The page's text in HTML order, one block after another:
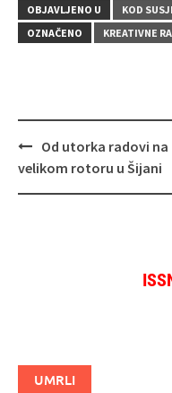
OBJAVLJENO U KOD
OZNAČENO
KREATIVNE
Navigacija
objava
Od utorka radovi na
velikom rotoru u Šijani
UMRLI